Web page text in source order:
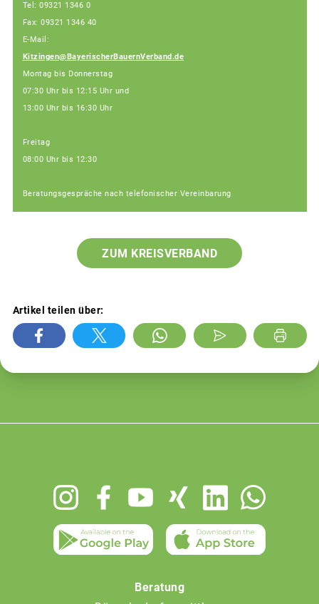
Tel: 09321 1346 0
Fax: 09321 1346 40
E-Mail:
Kitzingen@BayerischerBauernVerband.de
Montag bis Donnerstag
07:30 Uhr bis 12:15 Uhr und
13:00 Uhr bis 16:30 Uhr
Freitag
08:00 Uhr bis 12:30
Beratungsgespräche nach telefonischer Vereinbarung
ZUM KREISVERBAND
Artikel teilen über:
Beratung